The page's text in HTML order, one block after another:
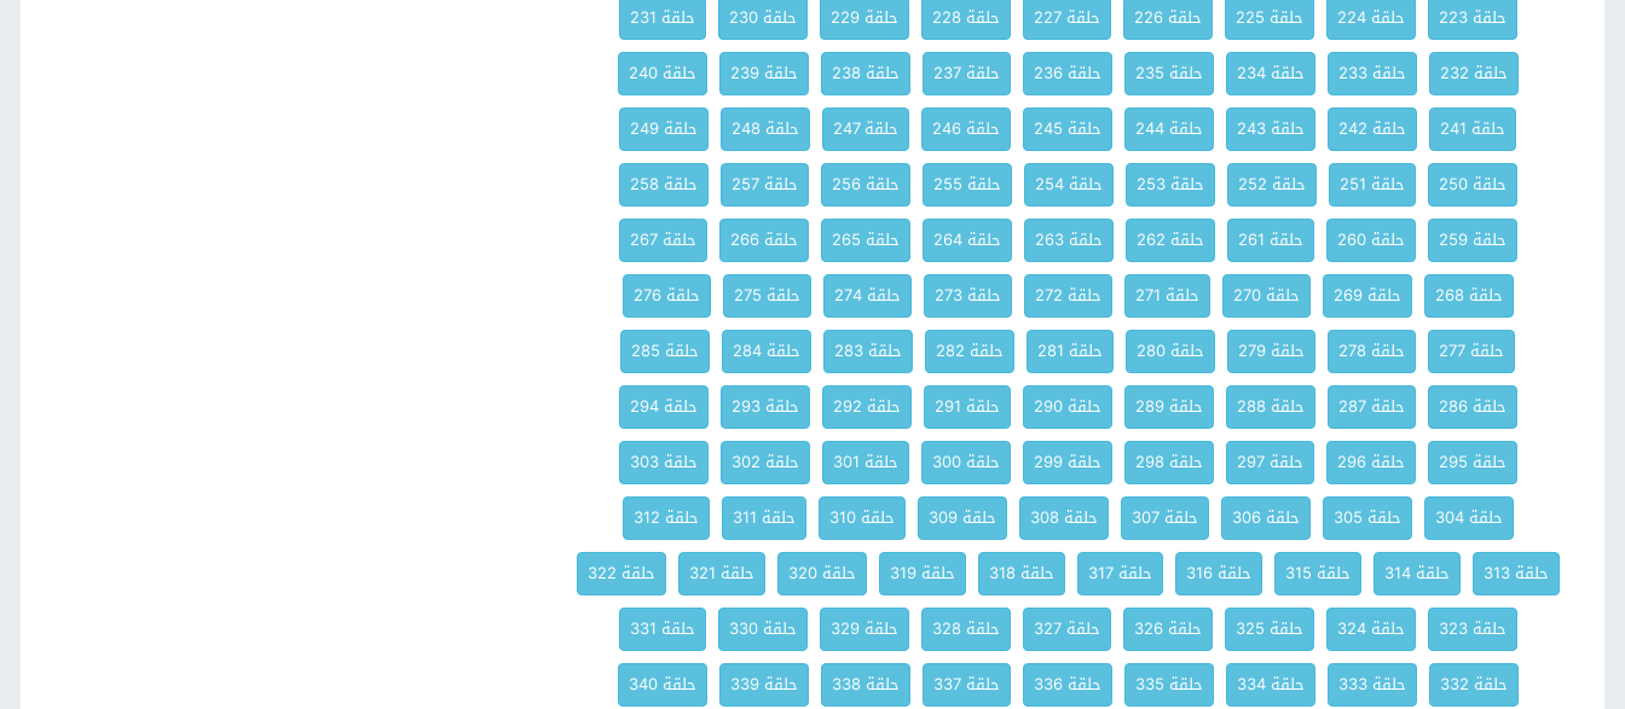
حلقة 223
حلقة 224 حلقة 225 حلقة 226 حلقة 227 حلقة 228 حلقة 229 حلقة 230
حلقة 231
حلقة 232
حلقة 233 حلقة 234 حلقة 235 حلقة 236 حلقة 237 حلقة 238 حلقة 239
حلقة 240
حلقة 241
حلقة 242 حلقة 243 حلقة 244 حلقة 245 حلقة 246 حلقة 247 حلقة 248
حلقة 249
حلقة 250
حلقة 251 حلقة 252 حلقة 253 حلقة 254 حلقة 255 حلقة 256 حلقة 257
حلقة 258
حلقة 259
حلقة 260 حلقة 261 حلقة 262 حلقة 263 حلقة 264 حلقة 265 حلقة 266
حلقة 267
حلقة 268
حلقة 269 حلقة 270 حلقة 271 حلقة 272 حلقة 273 حلقة 274 حلقة 275
حلقة 276
حلقة 277
حلقة 278 حلقة 279 حلقة 280 حلقة 281 حلقة 282 حلقة 283 حلقة 284
حلقة 285
حلقة 286
حلقة 287 حلقة 288 حلقة 289 حلقة 290 حلقة 291 حلقة 292 حلقة 293
حلقة 294
حلقة 295
حلقة 296 حلقة 297 حلقة 298 حلقة 299 حلقة 300 حلقة 301 حلقة 302
حلقة 303
حلقة 304
حلقة 305 حلقة 306 حلقة 307 حلقة 308 حلقة 309 حلقة 310 حلقة 311
حلقة 312
حلقة 313
حلقة 314 حلقة 315 حلقة 316 حلقة 317 حلقة 318 حلقة 319 حلقة 320 حلقة 321
حلقة 322
حلقة 323
حلقة 324 حلقة 325 حلقة 326 حلقة 327 حلقة 328 حلقة 329 حلقة 330
حلقة 331
حلقة 332
حلقة 333 حلقة 334 حلقة 335 حلقة 336 حلقة 337 حلقة 338 حلقة 339
حلقة 340